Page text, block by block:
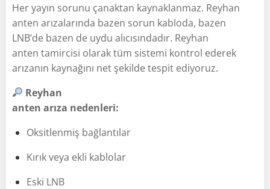
Her yayın sorunu çanaktan kaynaklanmaz. Reyhan
anten arızalarında bazen sorun kabloda, bazen
LNB’de bazen de uydu alıcısındadır. Reyhan
anten tamircisi olarak tüm sistemi kontrol ederek
arızanın kaynağını net şekilde tespit ediyoruz.
Reyhan
anten arıza nedenleri:
Oksitlenmiş bağlantılar
Kırık veya ekli kablolar
Eski LNB